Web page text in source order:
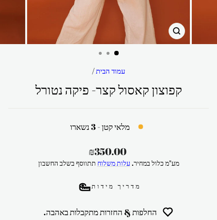
סגור
עמוד הבית/
קפוצון קאסול קצר- פיקה נטורל
מלאי קטן - 3 נשארו
מחיר
רגיל
₪350.00
מע"מ כלול במחיר. עלות משלוח תתווסף בשלב החשבון
מדריך מידות
החלפות & החזרות מתקבלות באהבה.